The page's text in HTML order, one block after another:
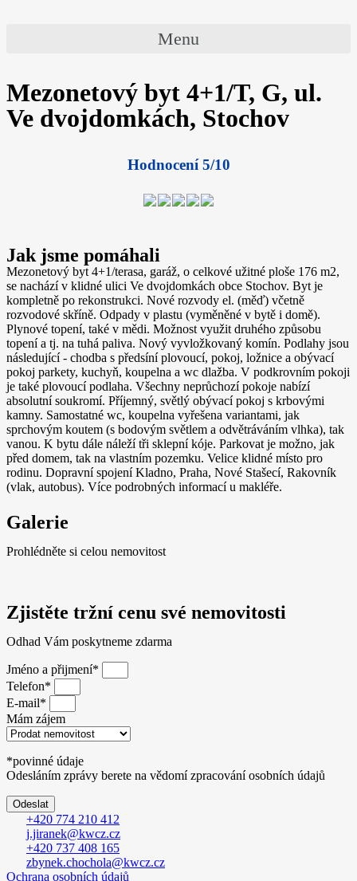
Menu
Mezonetový byt 4+1/T, G, ul.
Ve dvojdomkách, Stochov
Hodnocení 5/10
Jak jsme pomáhali
Mezonetový byt 4+1/terasa, garáž, o celkové užitné ploše 176 m2,
se nachází v klidné ulici Ve dvojdomkách obce Stochov. Byt je
kompletně po rekonstrukci. Nové rozvody el. (měď) včetně
rozvodové skříně. Odpady v plastu (vyměněné v bytě i domě).
Plynové topení, také v mědi. Možnost využit druhého způsobu
topení a tj. na tuhá paliva. Nový vyvložkovaný komín. Podlahy jsou
následující - chodba s předsíní plovoucí, pokoj, ložnice a obývací
pokoj parkety, kuchyň, koupelna a wc dlažba. V podkrovním pokoji
je také plovoucí podlaha. Všechny neprůchozí pokoje nabízí
absolutní soukromí. Příjemný, světlý obývací pokoj s krbovými
kamny. Samostatné wc, koupelna vyřešena variantami, jak
sprchovým koutem (s bodovým světlem a odvětráváním vlhka), tak
vanou. K bytu dále náleží tři sklepní kóje. Parkovat je možno, jak
před domem, tak na vlastním pozemku. Velice klidné místo pro
rodinu. Dopravní spojení Kladno, Praha, Nové Stašecí, Rakovník
(vlak, autobus). Více podrobných informací u makléře.
Galerie
Prohlédněte si celou nemovitost
Zjistěte tržní cenu své nemovitosti
Odhad Vám poskytneme zdarma
Jméno a přijmení*
Telefon*
E-mail*
Mám zájem
*povinné údaje
Odesláním zprávy berete na vědomí zpracování osobních údajů
Odeslat
+420 774 210 412
j.jiranek@kwcz.cz
+420 737 408 165
zbynek.chochola@kwcz.cz
Ochrana osobních údajů